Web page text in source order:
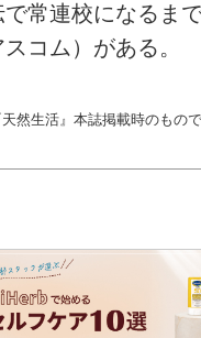
で常連校になるま
コム）がある。
然生活』本誌掲載時のもの